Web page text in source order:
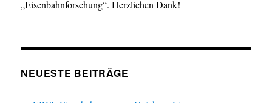
„Eisenbahnforschung“. Herzlichen Dank!
NEUESTE BEITRÄGE